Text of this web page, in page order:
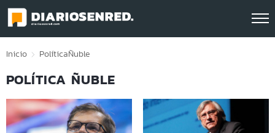
Click acá para ir directamente al contenido
Inicio PolíticaÑuble
POLÍTICA ÑUBLE